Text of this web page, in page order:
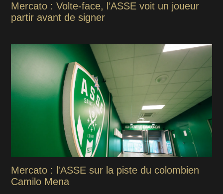
Mercato : Volte-face, l’ASSE voit un joueur
partir avant de signer
Mercato : l'ASSE sur la piste du colombien
Camilo Mena